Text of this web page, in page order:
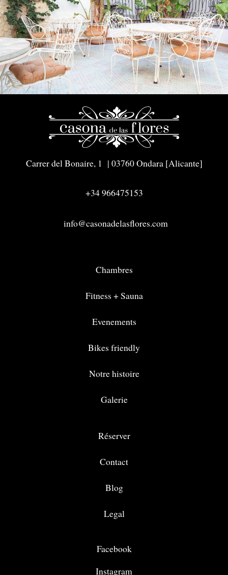
Carrer del Bonaire, 1 | 03760 Ondara [Alicante]
+34 966475153
info@casonadelasflores.com
Chambres
Fitness + Sauna
Evenements
Bikes friendly
Notre histoire
Galerie
Réserver
Contact
Blog
Legal
Facebook
Instagram